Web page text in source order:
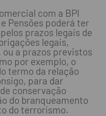
com a BPI
Pensões poderá ter
prazos legais de
legais,
a prazos previstos
por exemplo, o
termo da relação
para dar
conservação
do branqueamento
do terrorismo.